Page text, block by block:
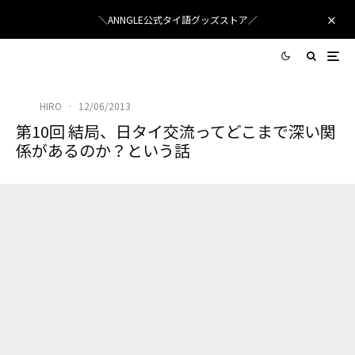
＼ANNGLE公式タイ語グッズストア／
HIRO · 12/06/2013
第10回 結局、日タイ交流ってどこまで深い関
係があるのか？という話